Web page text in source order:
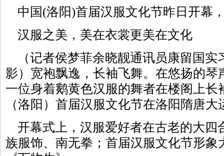
中国(洛阳)首届汉服文化节昨日开幕
汉服之美，美在衣裳更美在文化
（记者侯梦菲余晓靓通讯员康留国实
影）宽袍飘逸，长袖飞舞。在悠扬的琴
一位身着鹅黄色汉服的舞者在楼阁上
（洛阳）首届汉服文化节在洛阳隋唐
开幕式上，汉服爱好者在古老的大四
族服饰、南无拳；首届汉服文化节形象